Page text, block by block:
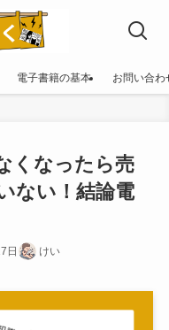
電子書籍の基本 お問い合わ
くなったら売
ない！結論電
日 けい